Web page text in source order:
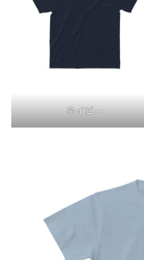
ネイビー